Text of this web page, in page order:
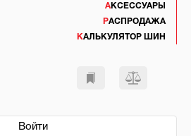
АКСЕССУАРЫ
РАСПРОДАЖА
КАЛЬКУЛЯТОР ШИН
Войти